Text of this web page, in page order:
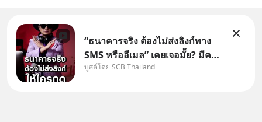
“ธนาคารจริง ต้องไม่ส่งลิงก์ทาง
SMS หรืออีเมล” เคยเจอมั้ย? มีคน
อ้างว่าโทรจากธนาคาร บอกว่า
บูสต์โดย SCB Thailand